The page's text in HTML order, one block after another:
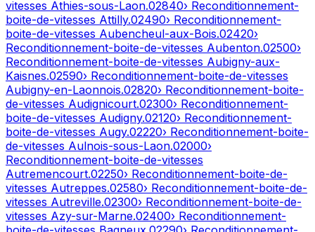
vitesses Athies-sous-Laon.02840› Reconditionnement-
boite-de-vitesses Attilly.02490› Reconditionnement-
boite-de-vitesses Aubencheul-aux-Bois.02420›
Reconditionnement-boite-de-vitesses Aubenton.02500›
Reconditionnement-boite-de-vitesses Aubigny-aux-
Kaisnes.02590› Reconditionnement-boite-de-vitesses
Aubigny-en-Laonnois.02820› Reconditionnement-boite-
de-vitesses Audignicourt.02300› Reconditionnement-
boite-de-vitesses Audigny.02120› Reconditionnement-
boite-de-vitesses Augy.02220› Reconditionnement-boite-
de-vitesses Aulnois-sous-Laon.02000›
Reconditionnement-boite-de-vitesses
Autremencourt.02250› Reconditionnement-boite-de-
vitesses Autreppes.02580› Reconditionnement-boite-de-
vitesses Autreville.02300› Reconditionnement-boite-de-
vitesses Azy-sur-Marne.02400› Reconditionnement-